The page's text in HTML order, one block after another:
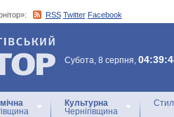
RSS Twitter Facebook
Субота, 8 серпня,
Культурна
Чернігівщина